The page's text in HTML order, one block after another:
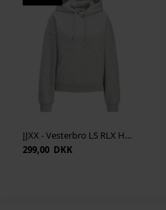
JJXX - Vesterbro LS RLX Hood Sweat - Light Grey Melange
299,00 DKK